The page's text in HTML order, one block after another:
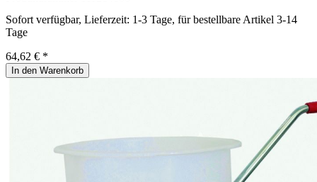
Sofort verfügbar, Lieferzeit: 1-3 Tage, für bestellbare Artikel 3-14
Tage
64,62 € *
In den Warenkorb